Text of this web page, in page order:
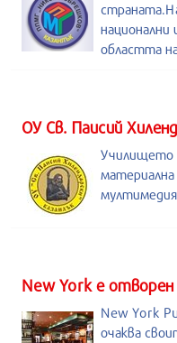
национални
областта
ОУ Св. Паисий
Училището
материална
New York е отворен
New York
очаква